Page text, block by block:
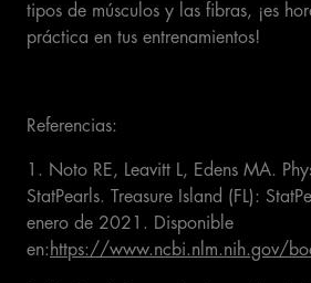
tipos de músculos y las fibras, ¡es
práctica en tus entrenamientos!
Referencias:
1. Noto RE, Leavitt L, Edens MA.
StatPearls. Treasure Island (FL):
enero de 2021. Disponible
en: https://www.ncbi.nlm.nih.gov/